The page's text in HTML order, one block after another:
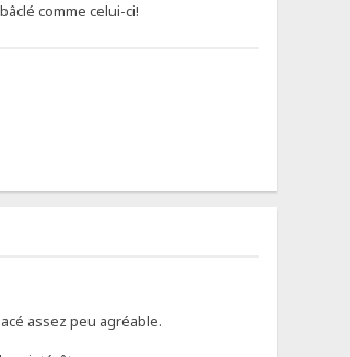
comme celui-ci!
assez peu agréable.